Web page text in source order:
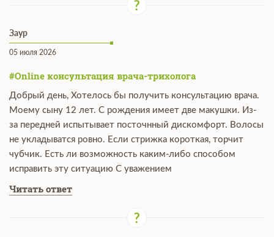
Заур
05 июля 2026
#Online консультация врача-трихолога
Добрый день, Хотелось бы получить консультацию врача.
Моему сыну 12 лет. С рождения имеет две макушки. Из-
за передней испытывает посточнный дискомфорт. Волосы
не укладыватся ровно. Если стрижка короткая, торчит
чубчик. Есть ли возможность каким-либо способом
исправить эту ситуацию С уважением
Читать ответ